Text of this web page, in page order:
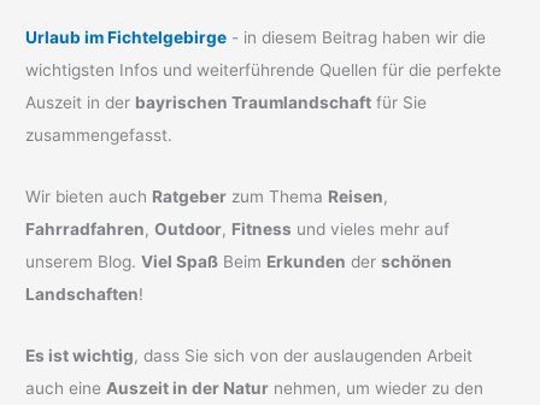
Urlaub im Fichtelgebirge - in diesem Beitrag haben wir die
wichtigsten Infos und weiterführende Quellen für die perfekte
Auszeit in der bayrischen Traumlandschaft für Sie
zusammengefasst.
Wir bieten auch Ratgeber zum Thema Reisen,
Fahrradfahren,Outdoor, Fitness und vieles mehr auf
unserem Blog.Viel Spaß Beim Erkunden derschönen
Landschaften!
Es ist wichtig, dass Sie sich von der auslaugenden Arbeit
auch eine Auszeit in der Natur nehmen, um wieder zu den